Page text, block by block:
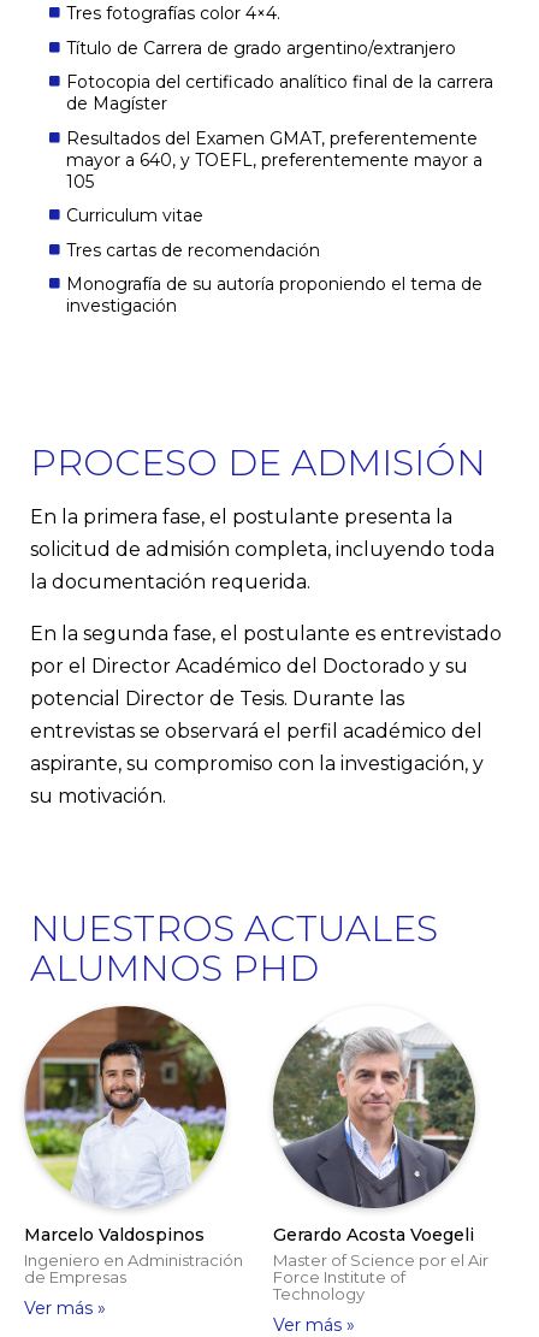
Tres fotografías color 4×4.
Título de Carrera de grado argentino/extranjero
Fotocopia del certificado analítico final de la carrera
de Magíster
Resultados del Examen GMAT, preferentemente
mayor a 640, y TOEFL, preferentemente mayor a
105
Curriculum vitae
Tres cartas de recomendación
Monografía de su autoría proponiendo el tema de
investigación
PROCESO DE ADMISIÓN
En la primera fase, el postulante presenta la
solicitud de admisión completa, incluyendo toda
la documentación requerida.
En la segunda fase, el postulante es entrevistado
por el Director Académico del Doctorado y su
potencial Director de Tesis. Durante las
entrevistas se observará el perfil académico del
aspirante, su compromiso con la investigación, y
su motivación.
NUESTROS ACTUALES
ALUMNOS PHD
Marcelo Valdospinos
Ingeniero en Administración
de Empresas
Ver más »
Gerardo Acosta Voegeli
Master of Science por el Air
Force Institute of
Technology
Ver más »